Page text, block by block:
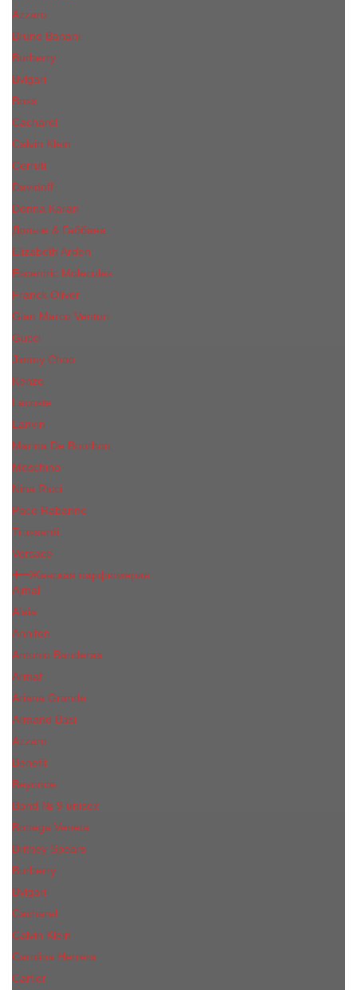
Azzaro
Bruno Banani
Burberry
Bvlgari
Boss
Cacharel
Calvin Klein
Cerruti
Davidoff
Donna Karan
Дольче & Габбана
Elizabeth Arden
Escentric Molecules
Franck Oliver
Gian Marco Venturi
Gucci
Jimmy Choo
Kenzo
Lacoste
Lanvin
Marina De Bourbon
Moschino
Nina Ricci
Paco Rabanne
Trussardi
Versace
Женская парфюмерия
Ajmal
Alaia
Annifen
Antonio Banderas
Armaf
Ariana Grande
Armand Basi
Azzaro
Benefit
Beyonce
Bond № 9 unisex
Bottega Veneta
Britney Spears
Burberry
Bvlgari
Cacharel
Calvin Klein
Carolina Herrera
Cartier